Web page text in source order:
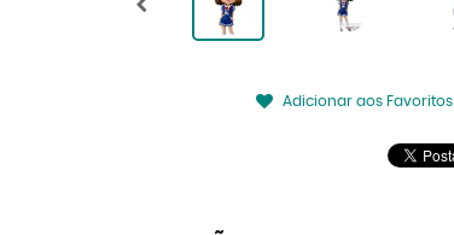
Adicionar aos Favoritos